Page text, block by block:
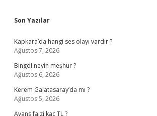
Sidebar
Son Yazılar
Kapkara’da hangi ses olayı vardır ?
Ağustos 7, 2026
Bingöl neyin meşhur ?
Ağustos 6, 2026
Kerem Galatasaray’da mı ?
Ağustos 5, 2026
Avans faizi kaç TL ?